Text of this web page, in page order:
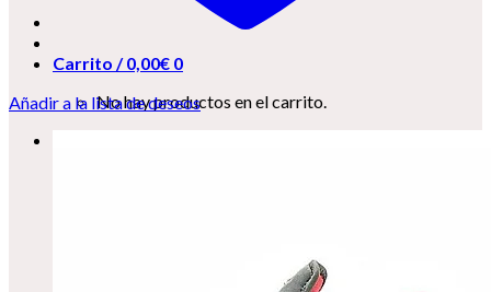
Carrito /0,00€ 0
No hay productos en el carrito.
Añadir a la lista de deseos